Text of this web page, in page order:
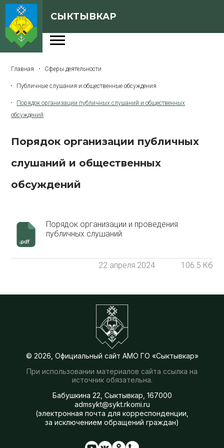
СЫКТЫВКАР
Главная Сферы деятельности
Публичные слушания и общественные обсуждения
Порядок организации публичных слушаний и общественных
обсуждений
Порядок организации публичных
слушаний и общественных
обсуждений
Порядок организации и проведения
публичных слушаний
22 апреля 2024 106.5 Кб
© 2026, Официальный сайт АМО ГО «Сыктывкар»
При использовании материалов сайта ссылка на
источник обязательна.
Бабушкина 22, Сыктывкар, 167000
admsykt@sykt.rkomi.ru
(электронная почта для корреспонденции,
за исключением обращений граждан)